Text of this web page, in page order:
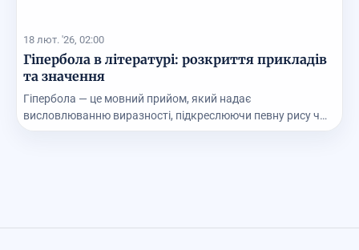
18 лют. '26, 02:00
Гіпербола в літературі: розкриття прикладів
та значення
Гіпербола — це мовний прийом, який надає
висловлюванню виразності, підкреслюючи певну рису чи